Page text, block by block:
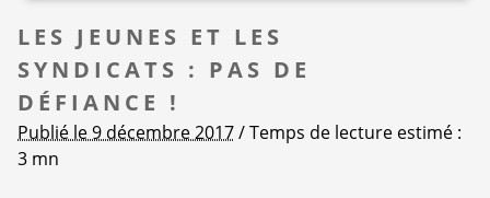
LES JEUNES ET LES
SYNDICATS : PAS DE
DÉFIANCE !
Publié le 9 décembre 2017/ Temps de lecture estimé :
3 mn